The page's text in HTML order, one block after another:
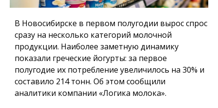
В Новосибирске в первом полугодии вырос спрос
сразу на несколько категорий молочной
продукции. Наиболее заметную динамику
показали греческие йогурты: за первое
полугодие их потребление увеличилось на 30% и
составило 214 тонн. Об этом сообщили
аналитики компании «Логика молока».